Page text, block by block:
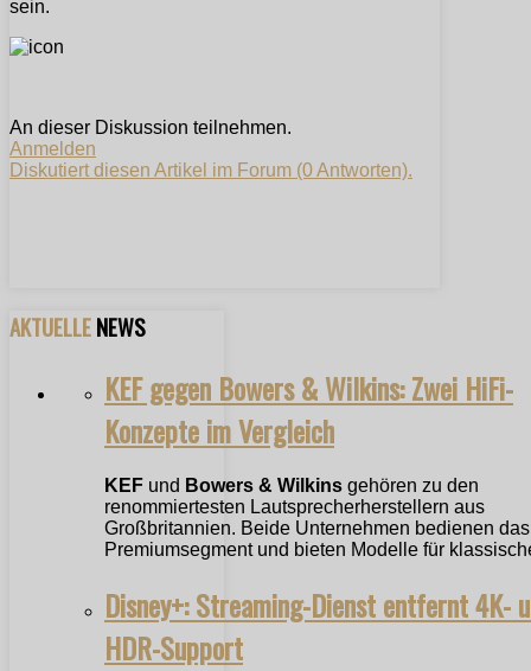
sein.
An dieser Diskussion teilnehmen.
Anmelden
Diskutiert diesen Artikel im Forum (0 Antworten).
AKTUELLENEWS
KEF gegen Bowers & Wilkins: Zwei HiFi-
Konzepte im Vergleich
KEF und Bowers & Wilkins gehören zu den
renommiertesten Lautsprecherherstellern aus
Großbritannien. Beide Unternehmen bedienen das
Premiumsegment und bieten Modelle für
Disney+: Streaming-Dienst entfernt 4K-
HDR-Support